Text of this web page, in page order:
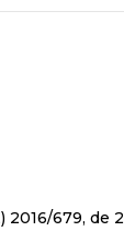
679, de